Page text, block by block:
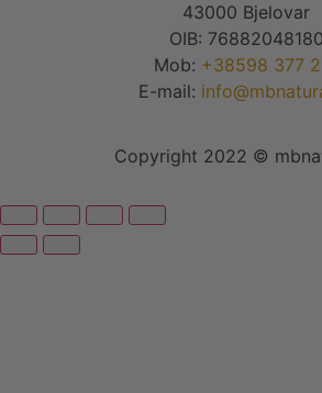
43000 Bjelovar
OIB: 76882048180
Mob: +38598 377
E-mail:
Copyright 2022 ©